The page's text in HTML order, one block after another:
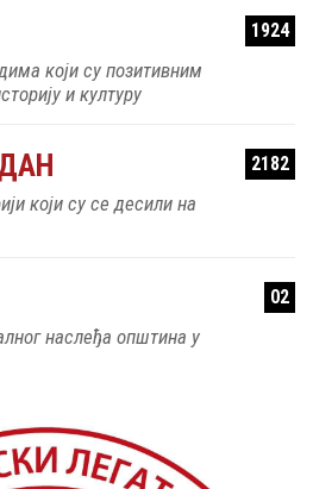
1924
који су позитивним
и културу
2182
који су се десили на
02
наслеђа општина у